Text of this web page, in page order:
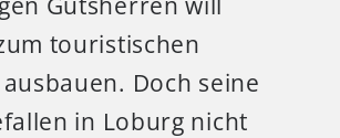
touristischen
Doch seine
in Loburg nicht